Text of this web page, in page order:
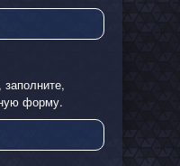
форму.